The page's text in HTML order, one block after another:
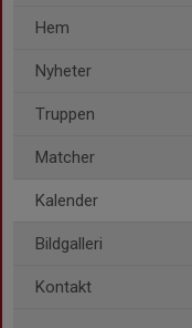
Hem
Nyheter
Truppen
Matcher
Kalender
Bildgalleri
Kontakt